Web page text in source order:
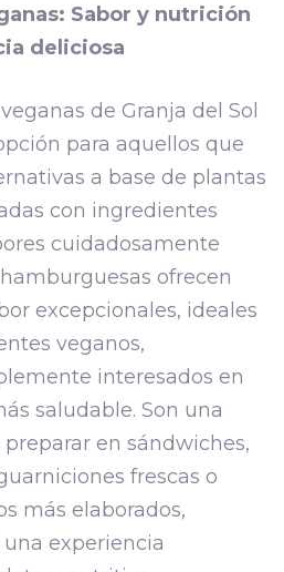
Sabor y nutrición
deliciosa
de Granja del Sol
para aquellos que
a base de plantas
con ingredientes
cuidadosamente
ofrecen
excepcionales, ideales
veganos,
interesados en
saludable. Son una
en sándwiches,
frescas o
más elaborados,
experiencia